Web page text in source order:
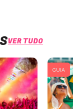
VER TUDO
GUIA